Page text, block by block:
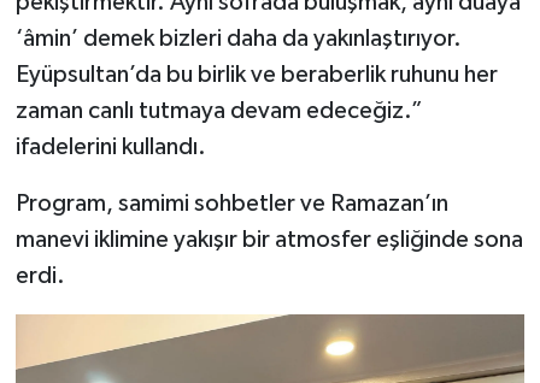
‘âmin’ demek bizleri daha da yakınlaştırıyor.
Eyüpsultan’da bu birlik ve beraberlik ruhunu her
zaman canlı tutmaya devam edeceğiz.”
ifadelerini kullandı.
Program, samimi sohbetler ve Ramazan’ın
manevi iklimine yakışır bir atmosfer eşliğinde sona
erdi.